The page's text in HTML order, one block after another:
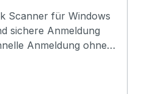
Scanner für Windows
sichere Anmeldung
Anmeldung ohne